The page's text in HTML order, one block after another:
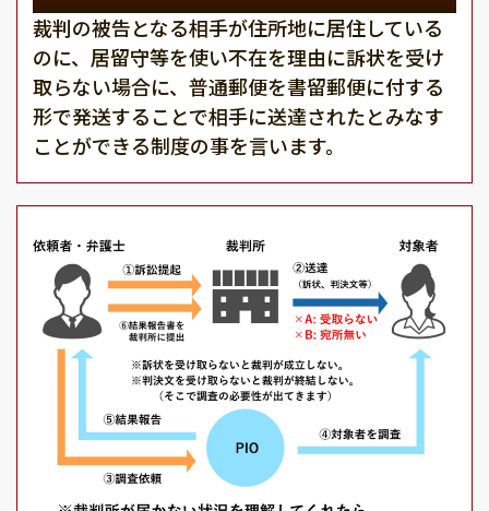
裁判の被告となる相手が住所地に居住している
のに、居留守等を使い不在を理由に訴状を受け
取らない場合に、普通郵便を書留郵便に付する
形で発送することで相手に送達されたとみなす
ことができる制度の事を言います。